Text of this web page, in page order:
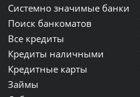
Системно значимые банки
Поиск банкоматов
Все кредиты
Кредиты наличными
Кредитные карты
Займы